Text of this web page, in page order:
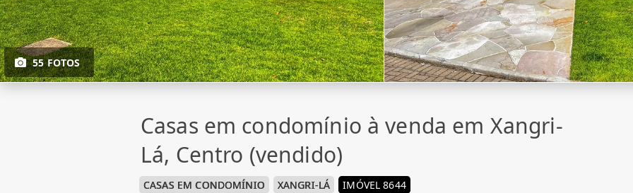
55 FOTOS
Casas em condomínio à venda em Xangri-
Lá, Centro (vendido)
CASAS EM CONDOMÍNIO XANGRI-LÁ IMÓVEL 8644